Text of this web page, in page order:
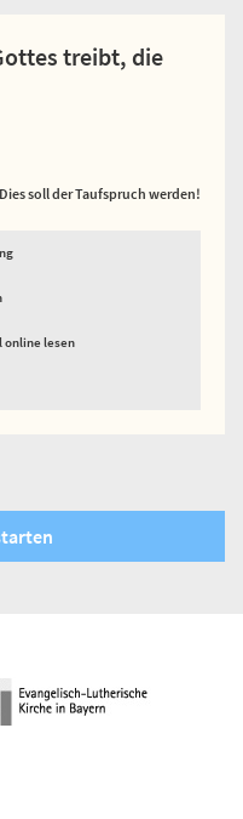
treibt, die
Dies soll der Taufspruch werden!
online lesen